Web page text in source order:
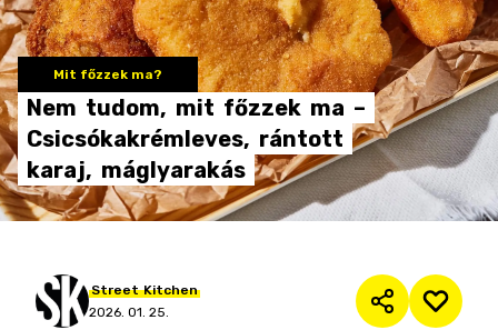
Mit főzzek ma?
Nem tudom, mit főzzek ma –
Csicsókakrémleves, rántott
karaj, máglyarakás
Street Kitchen
2026. 01. 25.